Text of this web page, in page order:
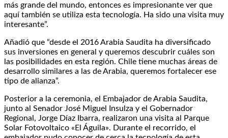
más grande del mundo, entonces es impresionante ver que
aquí también se utiliza esta tecnología. Ha sido una visita muy
interesante”.
Añadió que “desde el 2016 Arabia Saudita ha diversificado
sus inversiones en general y queremos descubrir cuáles son
las posibilidades en esta región. Chile tiene muchas áreas de
desarrollo similares a las de Arabia, queremos fortalecer ese
tipo de alianza”.
Posterior a la ceremonia, el Embajador de Arabia Saudita,
junto al Senador José Miguel Insulza y el Gobernador
Regional, Jorge Díaz Ibarra, realizaron una visita al Parque
Solar Fotovoltaico «El Águila». Durante el recorrido, el